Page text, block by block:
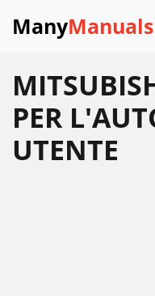
ManyManuals
PER
UTENTE